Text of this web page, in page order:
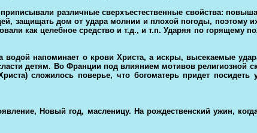
различные сверхъестественные свойства:
защищать дом от удара молнии и плохой погоды, поэтому
как целебное средство и т.д., и т.п. Ударяя по горящему
водой напоминает о крови Христа, а искры, высекаемые
детям. Во Франции под влиянием мотивов религиозной
сложилось поверье, что богоматерь придет посидеть
Новый год, масленицу. На рождественский ужин,